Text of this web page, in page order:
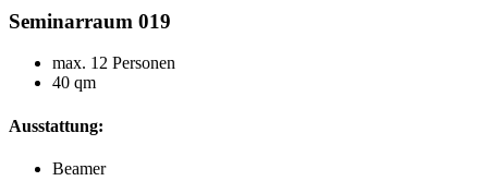
Seminarraum 019
max. 12 Personen
40 qm
Ausstattung:
Beamer